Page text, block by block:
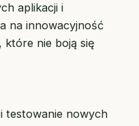
aplikacji i
na innowacyjność
które nie boją się
testowanie nowych